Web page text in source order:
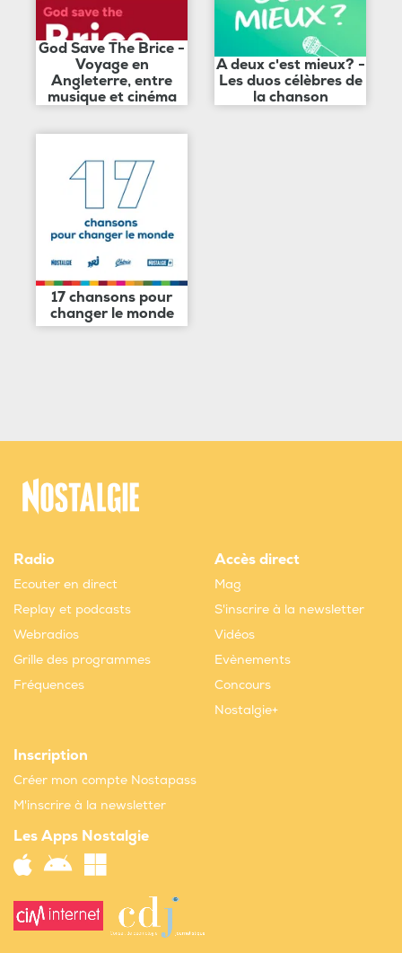
God Save The Brice -
Voyage en
Angleterre, entre
musique et cinéma
A deux c'est mieux? -
Les duos célèbres de
la chanson
17 chansons pour
changer le monde
Radio
Ecouter en direct
Replay et podcasts
Webradios
Grille des programmes
Fréquences
Accès direct
Mag
S'inscrire à la newsletter
Vidéos
Evènements
Concours
Nostalgie+
Inscription
Créer mon compte Nostapass
M'inscrire à la newsletter
Les Apps Nostalgie